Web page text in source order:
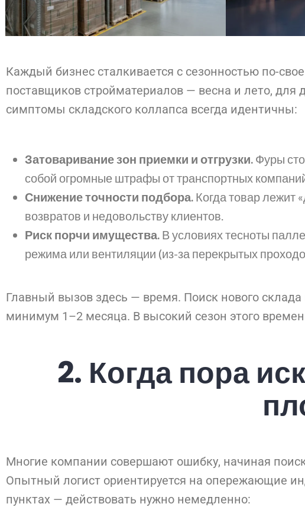
логистика
Каждый бизнес сталкивается с сезонностью по-
поставщиков стройматериалов — весна и лето,
симптомы складского коллапса всегда идентичны:
Затоваривание зон приемки и отгрузки. Фуры
собой огромные штрафы от транспортных
Снижение точности подбора. Когда товар лежит
возвратов и недовольству клиентов.
Риск порчи имущества. В условиях тесноты
режима или вентиляции (из-за перекрытых
Главный вызов здесь — время. Поиск нового
минимум 1–2 месяца. В высокий сезон этого
2. Когда пора
Многие компании совершают ошибку, начиная
Опытный логист ориентируется на опережающие
пунктах — действовать нужно немедленно: